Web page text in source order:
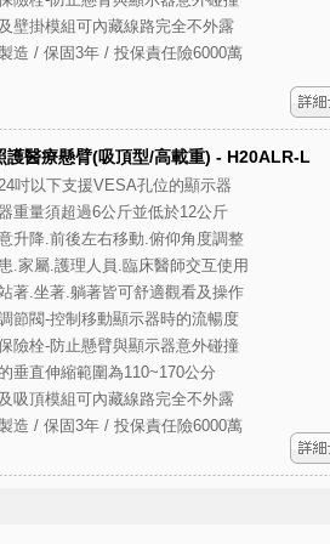
壁掛模組可內藏線路完全不外露
造 / 保固3年 / 投保責任險6000萬
護醫療懸臂(吸頂型/高載重) - H20ALR-L
吋以下支援VESA孔位的顯示器
重量須超過6公斤並低於12公斤
升降.前後左右移動.俯仰角度調整
.家屬.護理人員.臨床醫師交互使用
著.坐著.躺著皆可舒適觀看及操作
節閥-控制移動顯示器時的流暢度
險栓-防止懸臂與顯示器意外碰撞
垂直伸縮範圍為110~170公分
吸頂模組可內藏線路完全不外露
造 / 保固3年 / 投保責任險6000萬